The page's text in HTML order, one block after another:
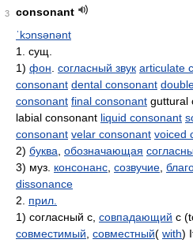
3
consonant
ˈkɔnsənənt
1. сущ.
1) фон согласный звук articulate
consonant dental consonant
consonant final consonant guttural
labial consonant liquid consonant
consonant velar consonant voiced
2) буква обозначающая
3) муз. консонанс созвучие
dissonance
2. прил.
1) согласный с, совпадающий с
совместимый совместный( with)